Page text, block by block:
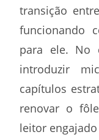
transição
funcionando
para ele. No
introduzir
capítulos
renovar o
leitor